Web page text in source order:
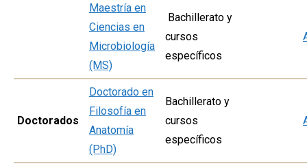
Maestría en
Ciencias en
Microbiología
(MS)
Bachillerato y
cursos
específicos
Doctorados
Doctorado en
Filosofía en
Anatomía
(PhD)
Bachillerato y
cursos
específicos